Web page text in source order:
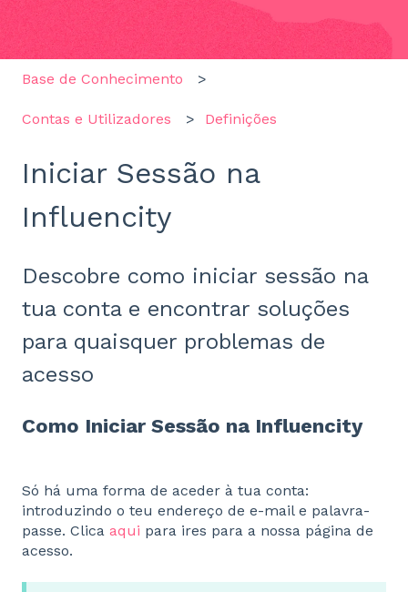
Base de Conhecimento
Contas e Utilizadores Definições
Iniciar Sessão na
Influencity
Descobre como iniciar sessão na
tua conta e encontrar soluções
para quaisquer problemas de
acesso
Como Iniciar Sessão na Influencity
Só há uma forma de aceder à tua conta:
introduzindo o teu endereço de e-mail e palavra-
passe. Clica aqui para ires para a nossa página de
acesso.